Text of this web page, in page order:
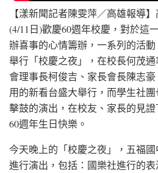
【漾新聞記者陳雯萍／高雄報導
(4/11日)歡慶60週年校慶，對於這
辦喜事的心情籌辦，一系列的活動
舉行「校慶之夜」，在校長何茂
會理事長柯俊吉、家長會長陳志
用的新看台盛大舉行，而學生社
擊鼓的演出，在校友、家長的見
60週年生日快樂。
今天晚上的「校慶之夜」，五福
進行演出，包括：國樂社進行的